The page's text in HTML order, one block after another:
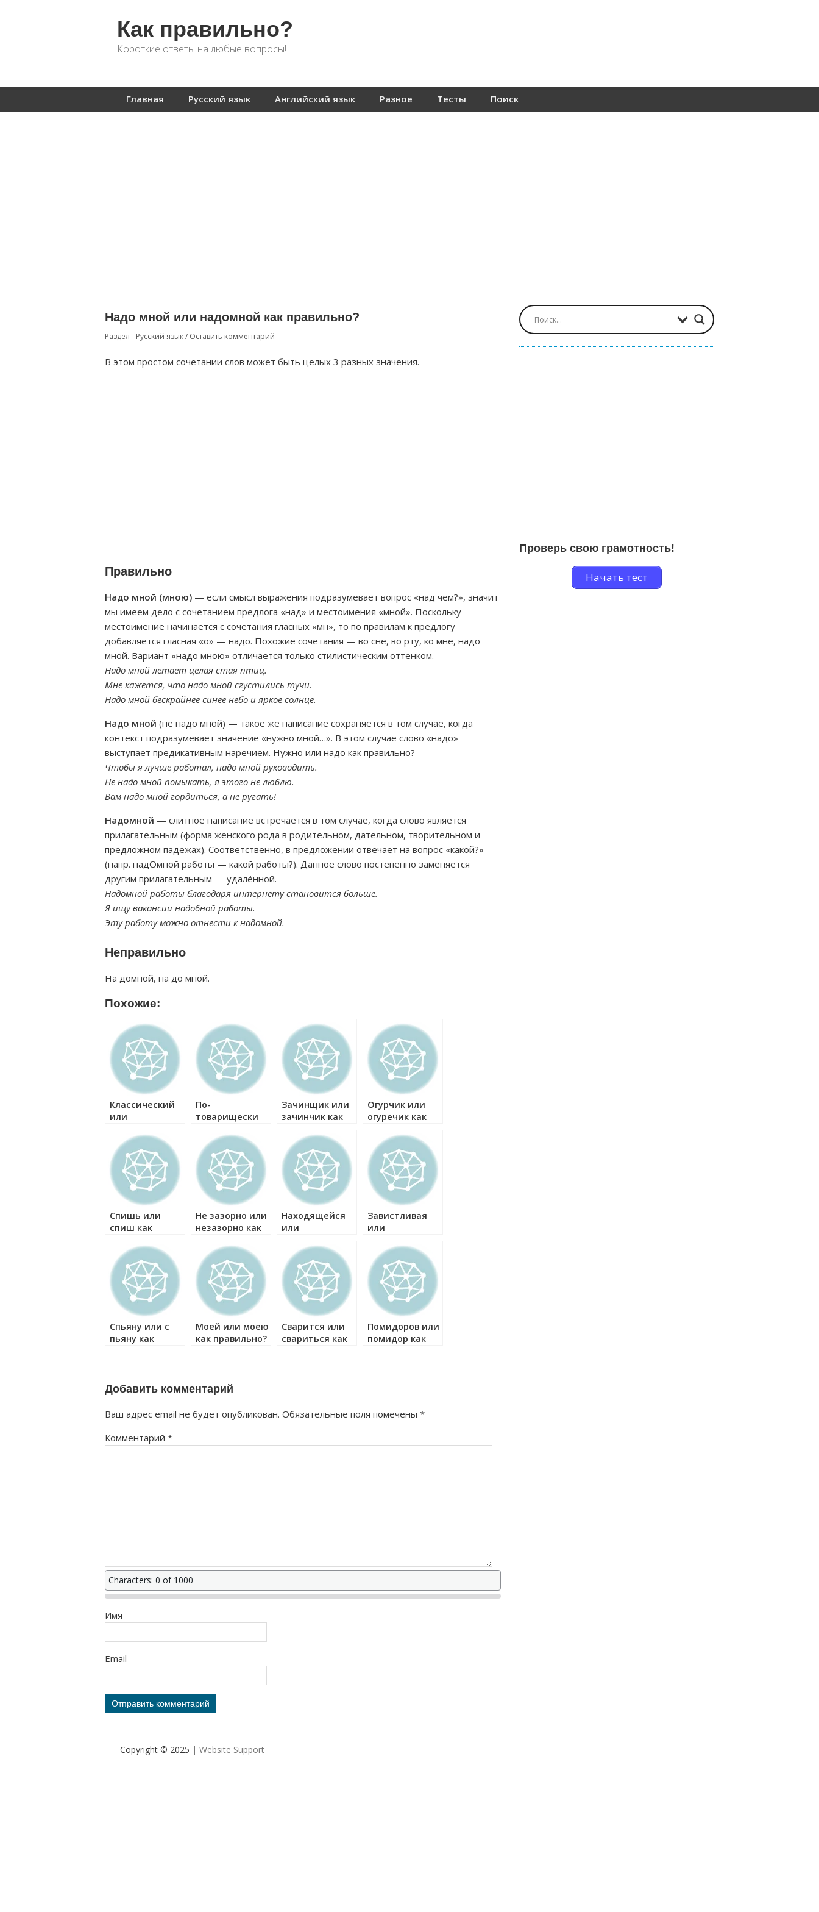
Как правильно?
Короткие ответы на любые вопросы!
Главная Русский язык Английский язык Разное Тесты Поиск
Надо мной или надомной как правильно?
Раздел - Русский язык/ Оставить комментарий
В этом простом сочетании слов может быть целых 3 разных значения.
Правильно
Надо мной (мною) — если смысл выражения подразумевает вопрос «над чем?», значит
мы имеем дело с сочетанием предлога «над» и местоимения «мной». Поскольку
местоимение начинается с сочетания гласных «мн», то по правилам к предлогу
добавляется гласная «о» — надо. Похожие сочетания — во сне, во рту, ко мне, надо
мной. Вариант «надо мною» отличается только стилистическим оттенком.
Надо мной летает целая стая птиц.
Мне кажется, что надо мной сгустились тучи.
Надо мной бескрайнее синее небо и яркое солнце.
Надо мной (не надо мной) — такое же написание сохраняется в том случае, когда
контекст подразумевает значение «нужно мной…». В этом случае слово «надо»
выступает предикативным наречием. Нужно или надо как правильно?
Чтобы я лучше работал, надо мной руководить.
Не надо мной помыкать, я этого не люблю.
Вам надо мной гордиться, а не ругать!
Надомной — слитное написание встречается в том случае, когда слово является
прилагательным (форма женского рода в родительном, дательном, творительном и
предложном падежах). Соответственно, в предложении отвечает на вопрос «какой?»
(напр. надОмной работы — какой работы?). Данное слово постепенно заменяется
другим прилагательным — удалённой.
Надомной работы благодаря интернету становится больше.
Я ищу вакансии надобной работы.
Эту работу можно отнести к надомной.
Неправильно
На домной, на до мной.
Похожие:
Классический
или
как правильно?
По-
товарищески
товарищески
как правильно?
Зачинщик или
зачинчик как
Огурчик или
огуречик как
Спишь или
спиш как
Не зазорно или
незазорно как
Находящейся
или
как правильно?
Завистливая
или
правильно?
Спьяну или с
пьяну как
Моей или моею
как правильно?
Сварится или
свариться как
Помидоров или
помидор как
Добавить комментарий
Ваш адрес email не будет опубликован. Обязательные поля помечены *
Комментарий *
Characters: 0 of 1000
Имя
Email
Проверь свою грамотность!
Начать тест
Copyright © 2025 | Website Support